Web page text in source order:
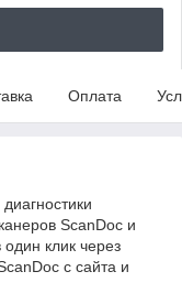
Оплата
ScanDoc и
клик через
с сайта и